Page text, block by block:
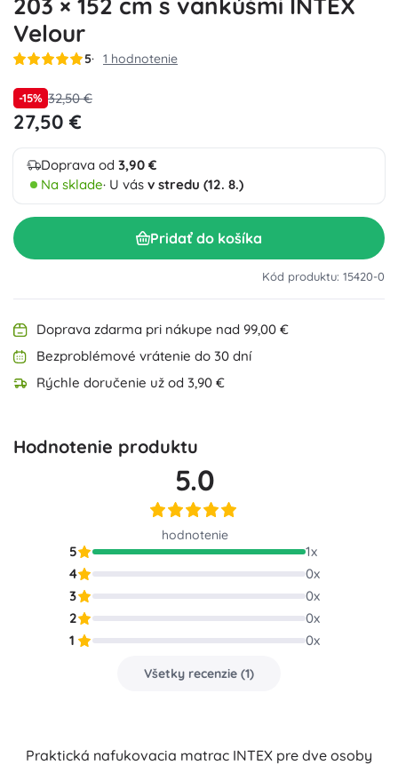
Velour
5 1 hodnotenie
-15% 32,50 €
27,50 €
Doprava od 3,90 €
Na sklade· U vás v stredu (12. 8.)
Pridať do košíka
Kód produktu: 15420-0
Doprava zdarma pri nákupe nad 99,00 €
Bezproblémové vrátenie do 30 dní
Rýchle doručenie už od 3,90 €
Hodnotenie produktu
5.0
hodnotenie
5 1x
4
0x
3
0x
2
0x
1
0x
Všetky recenzie (1)
Praktická nafukovacia matrac INTEX pre dve osoby